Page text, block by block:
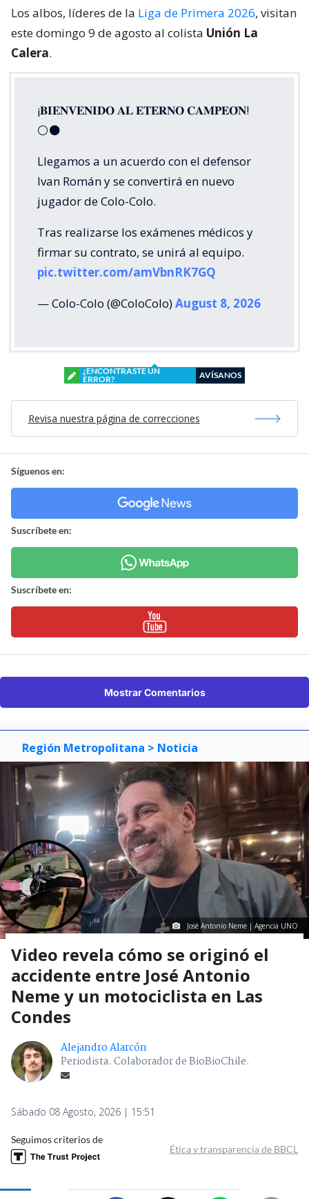
Los albos, líderes de la Liga de Primera 2026, visitan
este domingo 9 de agosto al colista Unión La
Calera.
¡𝐁𝐈𝐄𝐍𝐕𝐄𝐍𝐈𝐃𝐎 𝐀𝐋 𝐄𝐓𝐄𝐑𝐍𝐎 𝐂𝐀𝐌𝐏𝐄𝐎́𝐍!
⚪⚫
Llegamos a un acuerdo con el defensor
Ivan Román y se convertirá en nuevo
jugador de Colo-Colo.
Tras realizarse los exámenes médicos y
firmar su contrato, se unirá al equipo.
pic.twitter.com/amVbnRK7GQ
— Colo-Colo (@ColoColo)August 8, 2026
¿ENCONTRASTE UN
ERROR?
AVÍSANOS
Revisa nuestra página de correcciones
Síguenos en:
Suscríbete en:
Suscríbete en:
Mostrar Comentarios
Región Metropolitana > Noticia
José Antonio Neme | Agencia UNO
Video revela cómo se originó el
accidente entre José Antonio
Neme y un motociclista en Las
Condes
Alejandro Alarcón
Periodista. Colaborador de BioBioChile.
Sábado 08 Agosto, 2026 | 15:51
Seguimos criterios de
Ética y transparencia de BBCL